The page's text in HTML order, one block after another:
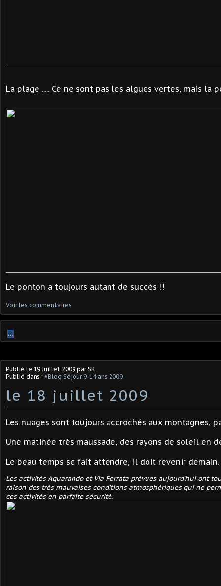
La plage ..... Ce ne sont pas les algues vertes, mais la
Le ponton a toujours autant de succès !!
Voir les commentaires
…
Publié le 19 Juillet 2009 par SK
Publié dans : #Blog Séjour 9-14 ans 2009
le 18 juillet 2009
Les nuages sont toujours accrochés aux montagnes,
Une matinée très maussade, des rayons de soleil en
Le beau temps se fait attendre, il doit revenir demain.
Les activités Aquarando et Via Ferrata prévues aujourd'hui ont
raison des très mauvaises conditions atmosphériques qui ne
ces activités en parfaite sécurité.